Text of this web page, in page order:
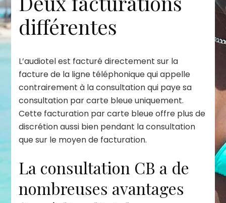
différentes
L’audiotel est facturé directement sur la
facture de la ligne téléphonique qui appelle
contrairement à la consultation qui paye sa
consultation par carte bleue uniquement.
Cette facturation par carte bleue offre plus de
discrétion aussi bien pendant la consultation
que sur le moyen de facturation.
La consultation CB a de
nombreuses avantages